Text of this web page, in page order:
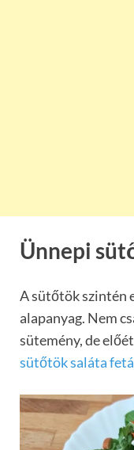
Ünnepi
A sütőtök szintén
alapanyag. Nem
sütemény, de
sütőtök saláta